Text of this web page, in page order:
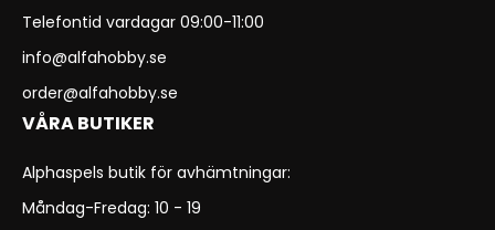
Telefontid vardagar 09:00-11:00
info@alfahobby.se
order@alfahobby.se
VÅRA BUTIKER
Alphaspels butik för avhämtningar:
Måndag-Fredag: 10 - 19